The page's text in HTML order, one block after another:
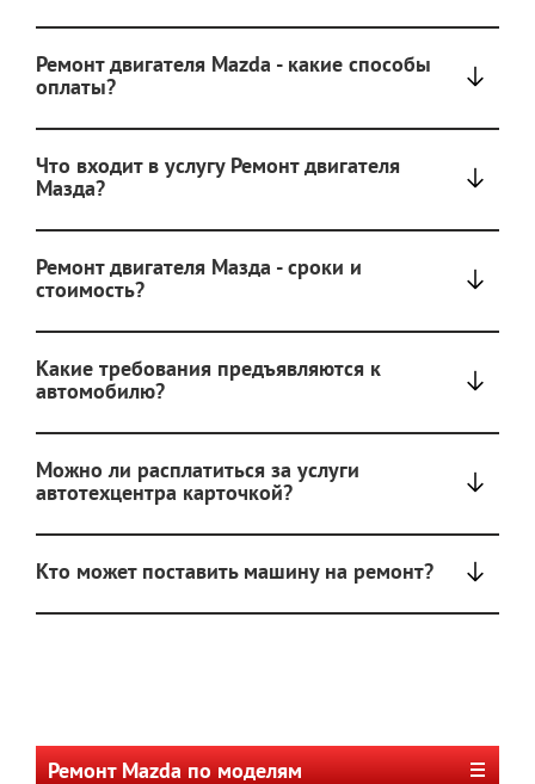
Ремонт двигателя Mazda - какие способы
оплаты?
Что входит в услугу Ремонт двигателя
Мазда?
Ремонт двигателя Мазда - сроки и
стоимость?
Какие требования предъявляются к
автомобилю?
Можно ли расплатиться за услуги
автотехцентра карточкой?
Кто может поставить машину на ремонт?
Ремонт Mazda по моделям